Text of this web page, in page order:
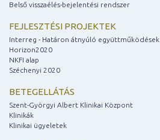
Belső visszaélés-bejelentési rendszer
FEJLESZTÉSI PROJEKTEK
Interreg - Határon átnyúló együttműködések
Horizon2020
NKFI alap
Széchenyi 2020
BETEGELLÁTÁS
Szent-Györgyi Albert Klinikai Központ
Klinikák
Klinikai ügyeletek